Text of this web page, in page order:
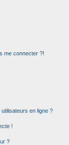
me connecter ?!
en ligne ?
!
?